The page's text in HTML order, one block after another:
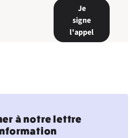
Je
signe
l'appel
à notre lettre